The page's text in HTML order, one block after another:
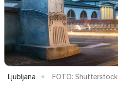
Ljubljana FOTO: Shutterstock